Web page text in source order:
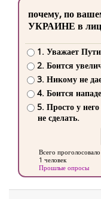
почему, по
УКРАИНЕ в
1. Уважает
2. Боится
3. Никому не
4. Боится
5. Просто у
не сделать.
Всего проголосовало
1 человек
Прошлые опросы